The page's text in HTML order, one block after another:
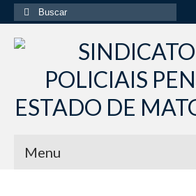
Buscar
por:
Menu